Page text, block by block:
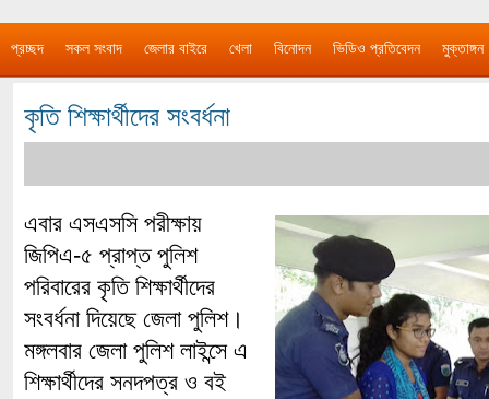
প্রচ্ছদ সকল সংবাদ জেলার বাইরে খেলা বিনোদন ভিডিও প্রতিবেদন মুক্তাঙ্গন
কৃতি শিক্ষার্থীদের সংবর্ধনা
এবার এসএসসি পরীক্ষায়
জিপিএ-৫ প্রাপ্ত পুলিশ
পরিবারের কৃতি শিক্ষার্থীদের
সংবর্ধনা দিয়েছে জেলা পুলিশ।
মঙ্গলবার জেলা পুলিশ লাইন্সে এ
শিক্ষার্থীদের সনদপত্র ও বই